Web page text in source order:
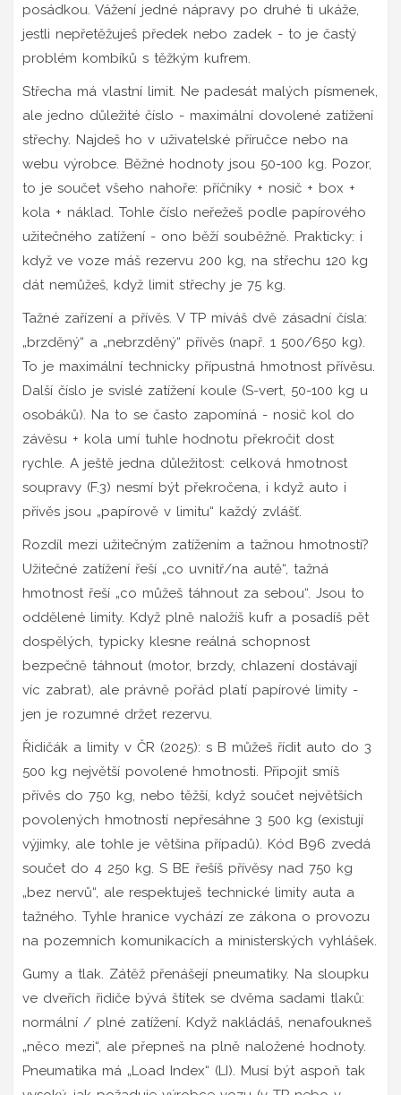
posádkou. Vážení jedné nápravy po druhé ti ukáže,
jestli nepřetěžuješ předek nebo zadek - to je častý
problém kombíků s těžkým kufrem.
Střecha má vlastní limit. Ne padesát malých písmenek,
ale jedno důležité číslo - maximální dovolené zatížení
střechy. Najdeš ho v uživatelské příručce nebo na
webu výrobce. Běžné hodnoty jsou 50-100 kg. Pozor,
to je součet všeho nahoře: příčníky + nosič + box +
kola + náklad. Tohle číslo neřežeš podle papírového
užitečného zatížení - ono běží souběžně. Prakticky: i
když ve voze máš rezervu 200 kg, na střechu 120 kg
dát nemůžeš, když limit střechy je 75 kg.
Tažné zařízení a přívěs. V TP míváš dvě zásadní čísla:
„brzděný“ a „nebrzděný“ přívěs (např. 1 500/650 kg).
To je maximální technicky přípustná hmotnost přívěsu.
Další číslo je svislé zatížení koule (S-vert, 50-100 kg u
osobáků). Na to se často zapomíná - nosič kol do
závěsu + kola umí tuhle hodnotu překročit dost
rychle. A ještě jedna důležitost: celková hmotnost
soupravy (F.3) nesmí být překročena, i když auto i
přívěs jsou „papírově v limitu“ každý zvlášť.
Rozdíl mezi užitečným zatížením a tažnou hmotností?
Užitečné zatížení řeší „co uvnitř/na autě“, tažná
hmotnost řeší „co můžeš táhnout za sebou“. Jsou to
oddělené limity. Když plně naložíš kufr a posadíš pět
dospělých, typicky klesne reálná schopnost
bezpečně táhnout (motor, brzdy, chlazení dostávají
víc zabrat), ale právně pořád platí papírové limity -
jen je rozumné držet rezervu.
Řidičák a limity v ČR (2025): s B můžeš řídit auto do 3
500 kg největší povolené hmotnosti. Připojit smíš
přívěs do 750 kg, nebo těžší, když součet největších
povolených hmotností nepřesáhne 3 500 kg (existují
výjimky, ale tohle je většina případů). Kód B96 zvedá
součet do 4 250 kg. S BE řešíš přívěsy nad 750 kg
„bez nervů“, ale respektuješ technické limity auta a
tažného. Tyhle hranice vychází ze zákona o provozu
na pozemních komunikacích a ministerských vyhlášek.
Gumy a tlak. Zátěž přenášejí pneumatiky. Na sloupku
ve dveřích řidiče bývá štítek se dvěma sadami tlaků:
normální / plné zatížení. Když nakládáš, nenafoukneš
„něco mezi“, ale přepneš na plně naložené hodnoty.
Pneumatika má „Load Index“ (LI). Musí být aspoň tak